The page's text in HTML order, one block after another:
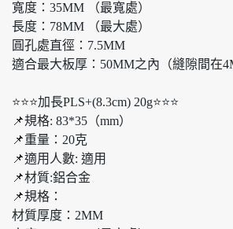
寬度：35MM （最寬處）
長度：78MM （最大處）
圓孔處直徑：7.5MM
適合最大板厚：50MM之內（縫隙間在
⭐️⭐️⭐️加長PLS+(8.3cm) 20g⭐️⭐️⭐️
📌規格: 83*35（mm）
📌重量：20克
📌適用人數: 適用
📌材質:鋁合金
📌規格：
材質厚度：2MM